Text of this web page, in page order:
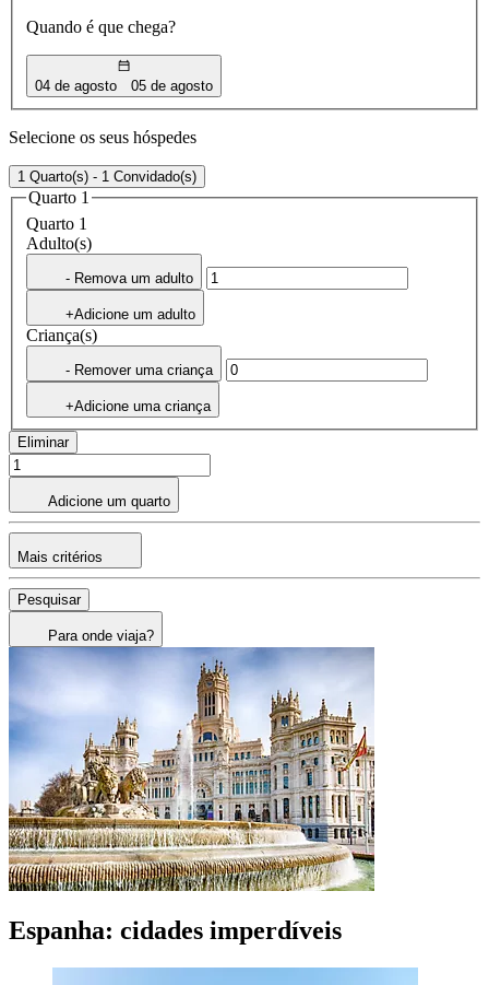
Quando é que chega?
04 de agosto 05 de agosto
Selecione os seus hóspedes
1 Quarto(s) - 1 Convidado(s)
Quarto 1
Quarto 1
Adulto(s)
- Remova um adulto
+Adicione um adulto
Criança(s)
- Remover uma criança
+Adicione uma criança
Eliminar
Adicione um quarto
Mais critérios
Pesquisar
Para onde viaja?
Espanha: cidades imperdíveis